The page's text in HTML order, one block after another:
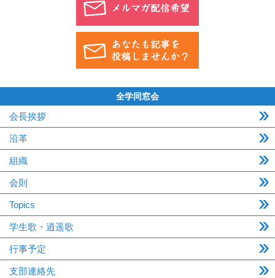
全学同窓会
会長挨拶
沿革
組織
会則
Topics
学生歌・逍遥歌
行事予定
支部連絡先